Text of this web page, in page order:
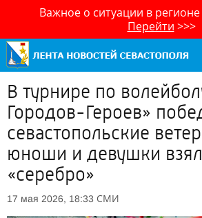
Важное о ситуации в
Перейти >>>
В турнире по
Городов-Героев»
севастопольские
юноши и девушки
«серебро»
17 мая 2026, 18:33 СМИ